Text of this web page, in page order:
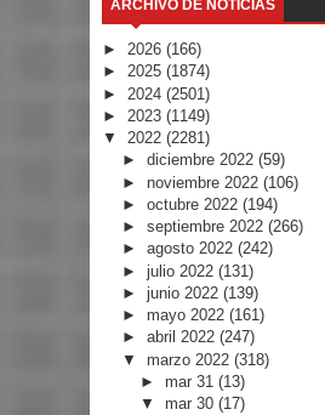
ARCHIVO DE NOTICIAS
► 2026 (166)
► 2025 (1874)
► 2024 (2501)
► 2023 (1149)
▼ 2022 (2281)
► diciembre 2022 (59)
► noviembre 2022 (106)
► octubre 2022 (194)
► septiembre 2022 (266)
► agosto 2022 (242)
► julio 2022 (131)
► junio 2022 (139)
► mayo 2022 (161)
► abril 2022 (247)
▼ marzo 2022 (318)
► mar 31(13)
▼ mar 30(17)